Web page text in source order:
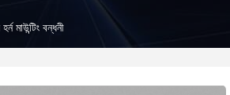
মাউন্টিং বন্ধনী